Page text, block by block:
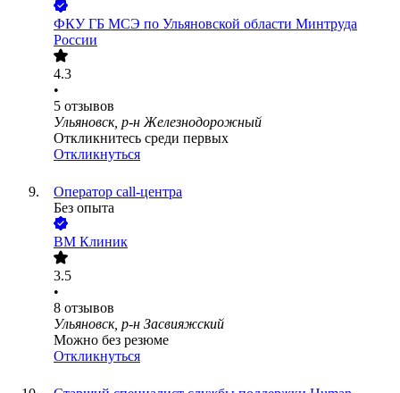
ФКУ ГБ МСЭ по Ульяновской области Минтруда
России
4.3
•
5 отзывов
Ульяновск, р-н Железнодорожный
Откликнитесь среди первых
Откликнуться
Оператор call-центра
Без опыта
ВМ Клиник
3.5
•
8 отзывов
Ульяновск, р-н Засвияжский
Можно без резюме
Откликнуться